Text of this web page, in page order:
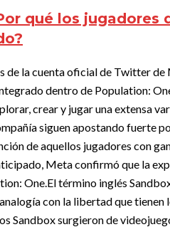
qué los jugadores
de la cuenta oficial de Twitter
dentro de Population:
crear y jugar una extensa
siguen apostando fuerte
de aquellos jugadores con
Meta confirmó que la
One.El término inglés
analogía con la libertad que
Sandbox surgieron de